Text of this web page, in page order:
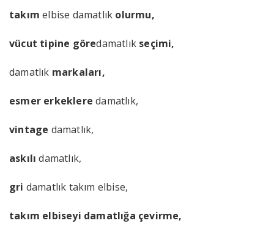
takım elbise damatlık olurmu,
vücut tipine göredamatlık seçimi,
damatlık markaları,
esmer erkeklere damatlık,
vintage damatlık,
askılı damatlık,
gri damatlık takım elbise,
takım elbiseyi damatlığa çevirme,